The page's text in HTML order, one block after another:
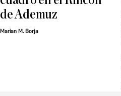
de Ademuz
Marian M. Borja